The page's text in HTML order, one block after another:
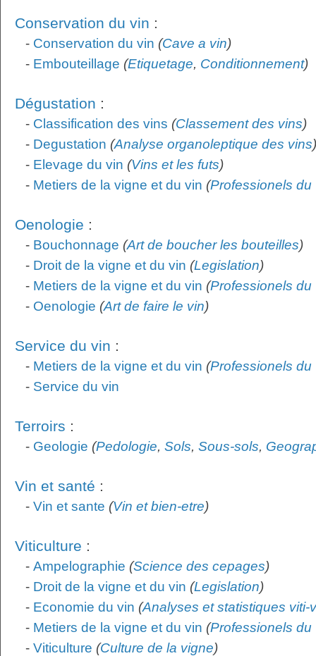
Conservation du vin :
- Conservation du vin (Cave a vin)
- Embouteillage (Etiquetage, Conditionnement)
Dégustation :
- Classification des vins (Classement des vins)
- Degustation (Analyse organoleptique des vins)
- Elevage du vin (Vins et les futs)
- Metiers de la vigne et du vin (Professionels du
Oenologie :
- Bouchonnage (Art de boucher les bouteilles)
- Droit de la vigne et du vin (Legislation)
- Metiers de la vigne et du vin (Professionels du
- Oenologie (Art de faire le vin)
Service du vin :
- Metiers de la vigne et du vin (Professionels du
- Service du vin
Terroirs :
- Geologie (Pedologie, Sols, Sous-sols,
Vin et santé :
- Vin et sante (Vin et bien-etre)
Viticulture :
- Ampelographie (Science des cepages)
- Droit de la vigne et du vin (Legislation)
- Economie du vin (Analyses et statistiques viti-
- Metiers de la vigne et du vin (Professionels du
- Viticulture (Culture de la vigne)